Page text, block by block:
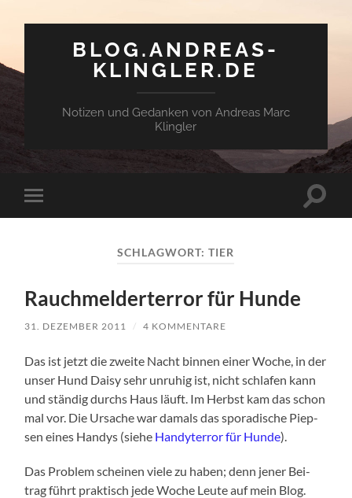
BLOG.ANDREAS-
KLINGLER.DE
Notizen und Gedanken von Andreas Marc
Klingler
Mobile-
Menü
SCHLAGWORT:TIER
Rauch­mel­der­ter­ror für Hunde
31. DEZEMBER 2011 / 4 KOMMENTARE
Das ist jetzt die zwei­te Nacht bin­nen einer Woche, in der
unser Hund Dai­sy sehr unru­hig ist, nicht schla­fen kann
und stän­dig durchs Haus läuft. Im Herbst kam das schon
mal vor. Die Ursa­che war damals das spo­ra­di­sche Piep­
sen eines Han­dys (sie­he Han­dy­ter­ror für Hun­de).
Das Pro­blem schei­nen vie­le zu haben; denn jener Bei­
trag führt prak­tisch jede Woche Leu­te auf mein Blog.